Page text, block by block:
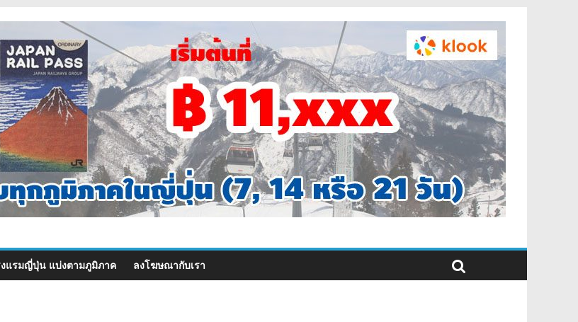
แรมญี่ปุ่น แบ่งตามภูมิภาค ลงโฆษณากับเรา